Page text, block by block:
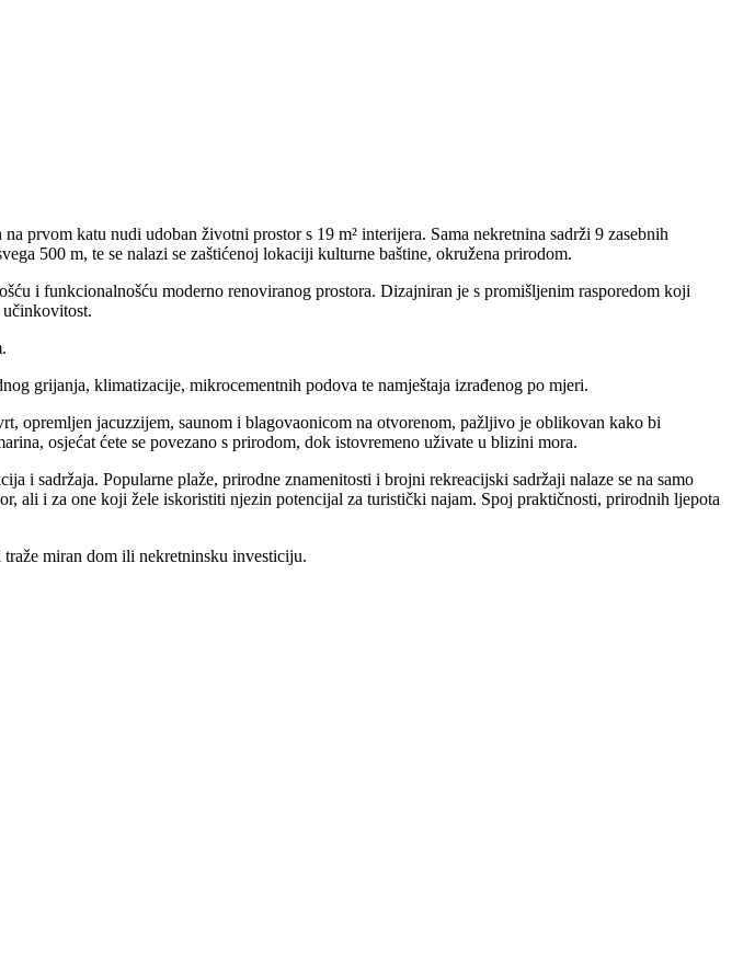
prvom katu nudi udoban životni prostor s 19 m² interijera. Sama nekretnina sadrži 9 zasebnih
500 m, te se nalazi se zaštićenoj lokaciji kulturne baštine, okružena prirodom.
i funkcionalnošću moderno renoviranog prostora. Dizajniran je s promišljenim rasporedom koji
grijanja, klimatizacije, mikrocementnih podova te namještaja izrađenog po mjeri.
opremljen jacuzzijem, saunom i blagovaonicom na otvorenom, pažljivo je oblikovan kako bi
osjećat ćete se povezano s prirodom, dok istovremeno uživate u blizini mora.
i sadržaja. Popularne plaže, prirodne znamenitosti i brojni rekreacijski sadržaji nalaze se na samo
ali i za one koji žele iskoristiti njezin potencijal za turistički najam. Spoj praktičnosti, prirodnih ljepota
miran dom ili nekretninsku investiciju.